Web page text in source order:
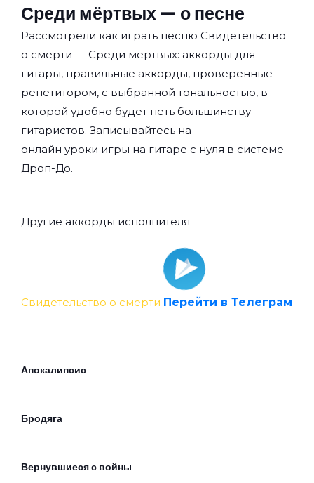
Среди мёртвых — о песне
Рассмотрели как играть песню Свидетельство
о смерти — Среди мёртвых: аккорды для
гитары, правильные аккорды, проверенные
репетитором, с выбранной тональностью, в
которой удобно будет петь большинству
гитаристов. Записывайтесь на
онлайн уроки игры на гитаре с нуля в системе
Дроп-До.
Другие аккорды исполнителя
Свидетельство о смерти Перейти в Телеграм
Апокалипсис
Бродяга
Вернувшиеся с войны